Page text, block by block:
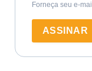
Forneça seu e-
ASSINAR